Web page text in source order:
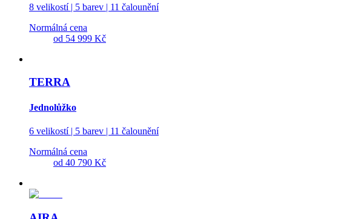
8 velikostí | 5 barev | 11 čalounění
Normálná cena
od 54 999 Kč
TERRA
Jednolůžko
6 velikostí | 5 barev | 11 čalounění
Normálná cena
od 40 790 Kč